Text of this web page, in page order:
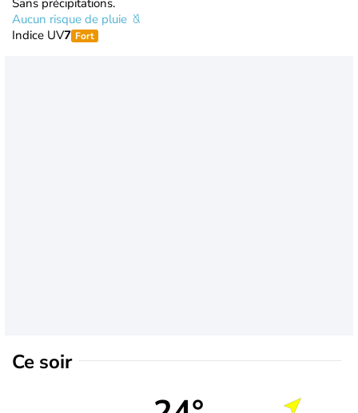
Aucun risque de pluie
Indice UV7 Fort
Ce soir